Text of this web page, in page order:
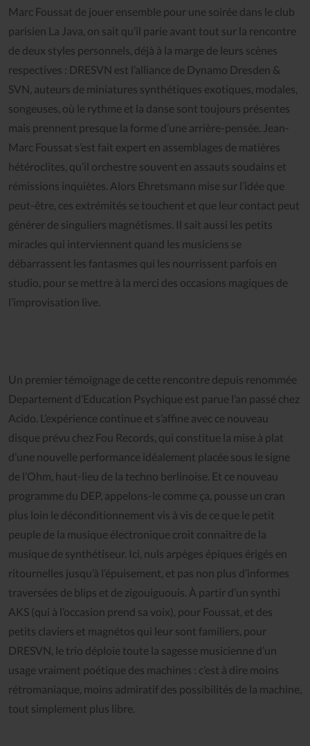
Marc Foussat de jouer ensemble pour une soirée dans le club
parisien La Java, on sait qu’il parie avant tout sur la rencontre
de deux styles personnels, déjà à la marge de leurs scènes
respectives : DRESVN est l’alliance de Dynamo Dresden &
SVN, auteurs de miniatures synthétiques exotiques, modales,
songeuses, où le rythme et la danse sont toujours présentes
mais prennent presque la forme d’une arrière-pensée. Jean-
Marc Foussat s’est fait expert en assemblages de matières
hétéroclites, qu’il orchestre souvent en assauts soudains et
rémissions inquiètes. Alors Ehretsmann mise sur l’idée que
peut-être, ces extrémités se touchent et que leur contact peut
générer de singuliers magnétismes. Il sait aussi les petits
miracles qui interviennent quand les musiciens se
débarrassent les fantasmes qui les nourrissent parfois en
studio, pour se mettre à la merci des occasions magiques de
l’improvisation live.
Un premier témoignage de cette rencontre depuis renommée
Departement d’Education Psychique est parue l’an passé chez
Acido. L’expérience continue et s’affine avec ce nouveau
disque prévu chez Fou Records, qui constitue la mise à plat
d’une nouvelle performance idéalement placée sous le signe
de l’Ohm, haut-lieu de la techno berlinoise. Et ce nouveau
programme du DEP, appelons-le comme ça, pousse un cran
plus loin le déconditionnement vis à vis de ce que le petit
peuple de la musique électronique croit connaitre de la
musique de synthétiseur. Ici, nuls arpèges épiques érigés en
ritournelles jusqu’à l’épuisement, et pas non plus d’informes
traversées de blips et de zigouiguouis. À partir d’un synthi
AKS (qui à l’occasion prend sa voix), pour Foussat, et des
petits claviers et magnétos qui leur sont familiers, pour
DRESVN, le trio déploie toute la sagesse musicienne d’un
usage vraiment poétique des machines : c’est à dire moins
rétromaniaque, moins admiratif des possibilités de la machine,
tout simplement plus libre.